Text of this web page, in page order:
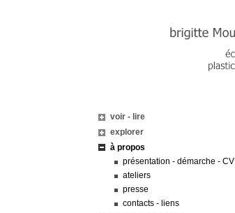
voir - lire
explorer
à propos
présentation - démarche - CV
ateliers
presse
contacts - liens